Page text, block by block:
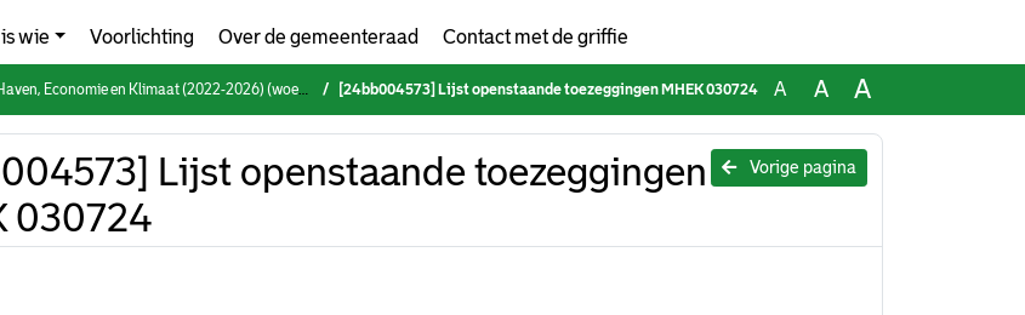
wie Voorlichting Over de gemeenteraad Contact met de griffie
en Klimaat (2022-2026) (woensdag 3 juli 2024) [24bb004573] Lijst openstaande toezeggingen MHEK 030724 A A A
Vorige pagina
Lijst openstaande toezeggingen
030724